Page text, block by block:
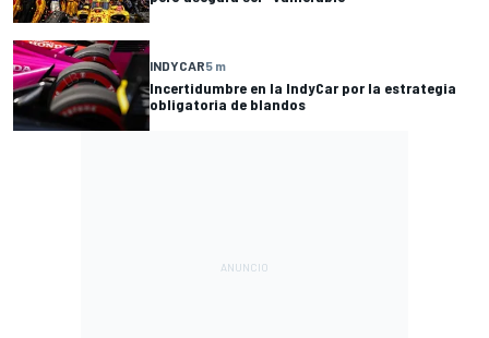
INDYCAR5 m
Incertidumbre en la IndyCar por la estrategia
obligatoria de blandos